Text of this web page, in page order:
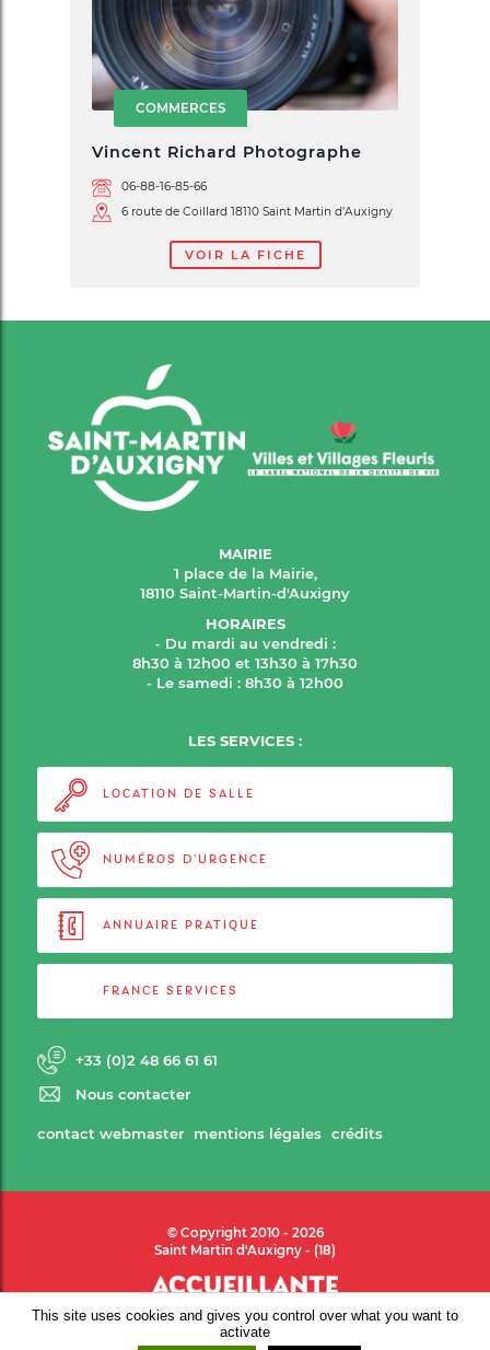
COMMERCES
Vincent Richard Photographe
06-88-16-85-66
6 route de Coillard 18110 Saint Martin d'Auxigny
VOIR LA FICHE
MAIRIE
1 place de la Mairie,
18110 Saint-Martin-d'Auxigny
HORAIRES
- Du mardi au vendredi :
8h30 à 12h00 et 13h30 à 17h30
- Le samedi : 8h30 à 12h00
LES SERVICES :
LOCATION DE SALLE
NUMÉROS D'URGENCE
ANNUAIRE PRATIQUE
FRANCE SERVICES
+33 (0)2 48 66 61 61
Nous contacter
contact webmaster mentions légales crédits
© Copyright 2010 - 2026
Saint Martin d'Auxigny - (18)
This site uses cookies and gives you control over what you want to
activate